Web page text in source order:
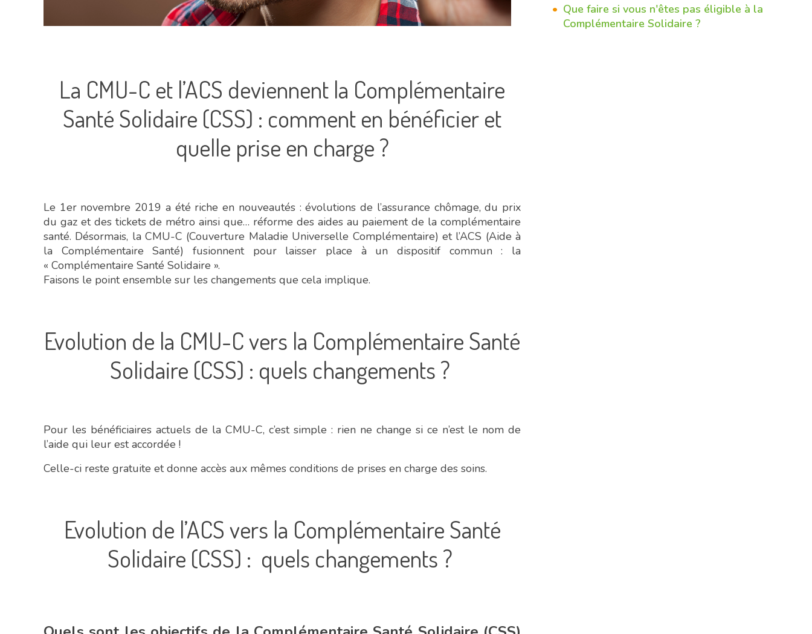
La CMU-C et l’ACS deviennent la Complémentaire
Santé Solidaire (CSS) : comment en bénéficier et
quelle prise en charge ?
Le 1er novembre 2019 a été riche en nouveautés : évolutions de l’assurance chômage, du prix
du gaz et des tickets de métro ainsi que… réforme des aides au paiement de la complémentaire
santé. Désormais, la CMU-C (Couverture Maladie Universelle Complémentaire) et l’ACS (Aide à
la Complémentaire Santé) fusionnent pour laisser place à un dispositif commun : la
« Complémentaire Santé Solidaire ».
Faisons le point ensemble sur les changements que cela implique.
Evolution de la CMU-C vers la Complémentaire Santé
Solidaire (CSS) : quels changements ?
Pour les bénéficiaires actuels de la CMU-C, c’est simple : rien ne change si ce n’est le nom de
l’aide qui leur est accordée !
Celle-ci reste gratuite et donne accès aux mêmes conditions de prises en charge des soins.
Evolution de l’ACS vers la Complémentaire Santé
Solidaire (CSS) : quels changements ?
Que faire si vous n'êtes pas éligible à la
Complémentaire Solidaire ?